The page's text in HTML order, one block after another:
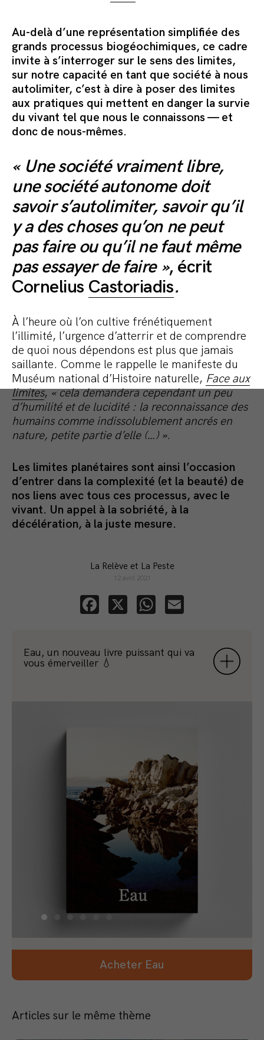
Au-delà d’une représentation simplifiée des
grands processus biogéochimiques, ce cadre
invite à s’interroger sur le sens des limites,
sur notre capacité en tant que société à nous
autolimiter, c’est à dire à poser des limites
aux pratiques qui mettent en danger la survie
du vivant tel que nous le connaissons — et
donc de nous-mêmes.
« Une société vraiment libre,
une société autonome doit
savoir s’autolimiter, savoir qu’il
y a des choses qu’on ne peut
pas faire ou qu’il ne faut même
pas essayer de faire », écrit
Cornelius Castoriadis.
À l’heure où l’on cultive frénétiquement
l’illimité, l’urgence d’atterrir et de comprendre
de quoi nous dépendons est plus que jamais
saillante. Comme le rappelle le manifeste du
Muséum national d’Histoire naturelle, Face aux
limites,« cela demandera cependant un peu
d’humilité et de lucidité : la reconnaissance des
humains comme indissolublement ancrés en
nature, petite partie d’elle (…) ».
Les limites planétaires sont ainsi l’occasion
d’entrer dans la complexité (et la beauté) de
nos liens avec tous ces processus, avec le
vivant. Un appel à la sobriété, à la
décélération, à la juste mesure.
La Relève et La Peste
12 avril 2021
Facebook
X WhatsApp
Eau, un nouveau livre puissant qui va
vous émerveiller 💧
Acheter Eau
Articles sur le même thème